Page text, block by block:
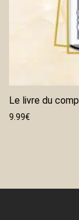
Le livre du
9.99€